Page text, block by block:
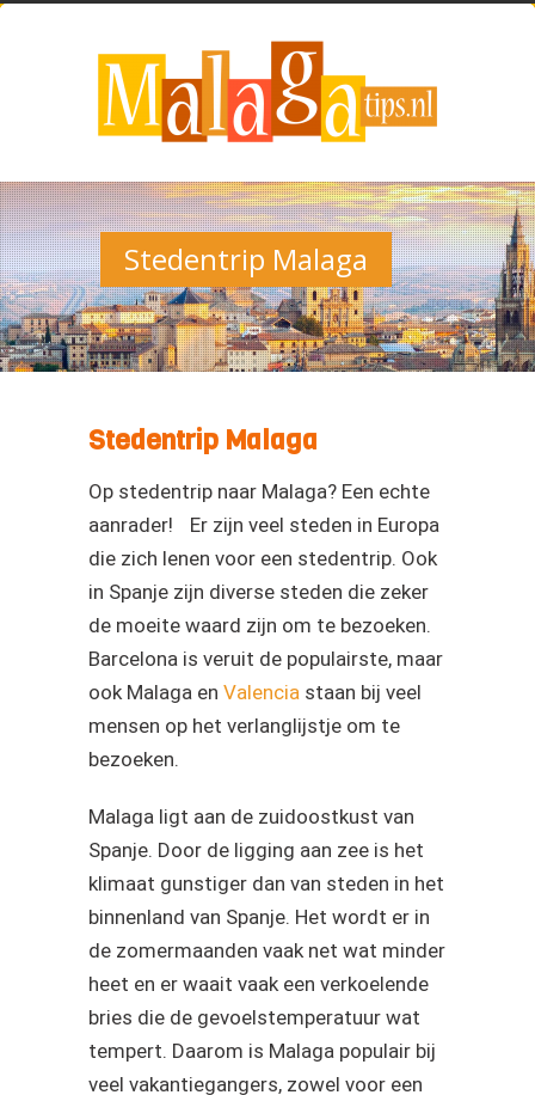
Stedentrip Malaga
Stedentrip Malaga
Op stedentrip naar Malaga? Een echte
aanrader! Er zijn veel steden in Europa
die zich lenen voor een stedentrip. Ook
in Spanje zijn diverse steden die zeker
de moeite waard zijn om te bezoeken.
Barcelona is veruit de populairste, maar
ook Malaga en Valencia staan bij veel
mensen op het verlanglijstje om te
bezoeken.
Malaga ligt aan de zuidoostkust van
Spanje. Door de ligging aan zee is het
klimaat gunstiger dan van steden in het
binnenland van Spanje. Het wordt er in
de zomermaanden vaak net wat minder
heet en er waait vaak een verkoelende
bries die de gevoelstemperatuur wat
tempert. Daarom is Malaga populair bij
veel vakantiegangers, zowel voor een